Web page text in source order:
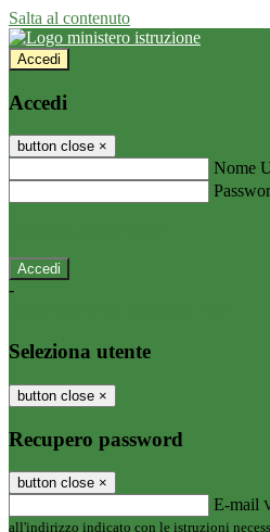
Salta al contenuto
Accedi
Accedi
button close ×
Nome
-
Seleziona utente
button close ×
Recupero password
button close ×
E-mail
all'indirizzo indicato con le istruzioni